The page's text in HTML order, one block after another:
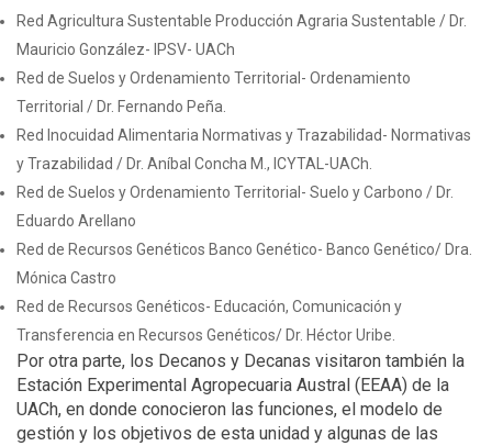
Red Agricultura Sustentable Producción Agraria Sustentable / Dr.
Mauricio González- IPSV- UACh
Red de Suelos y Ordenamiento Territorial- Ordenamiento
Territorial / Dr. Fernando Peña.
Red Inocuidad Alimentaria Normativas y Trazabilidad- Normativas
y Trazabilidad / Dr. Aníbal Concha M., ICYTAL-UACh.
Red de Suelos y Ordenamiento Territorial- Suelo y Carbono / Dr.
Eduardo Arellano
Red de Recursos Genéticos Banco Genético- Banco Genético/ Dra.
Mónica Castro
Red de Recursos Genéticos- Educación, Comunicación y
Transferencia en Recursos Genéticos/ Dr. Héctor Uribe.
Por otra parte, los Decanos y Decanas visitaron también la
Estación Experimental Agropecuaria Austral (EEAA) de la
UACh, en donde conocieron las funciones, el modelo de
gestión y los objetivos de esta unidad y algunas de las